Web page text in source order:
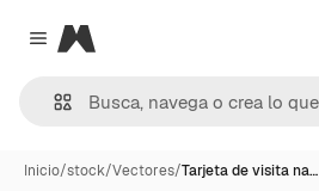
Close menu
Magnific
Inicio/stock/Vectores/Tarjeta de visita na…